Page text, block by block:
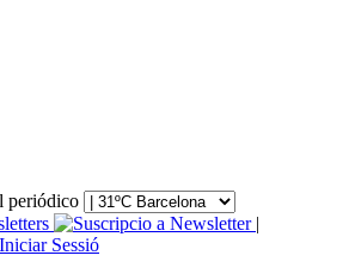
periódico
|